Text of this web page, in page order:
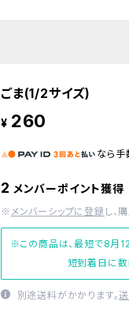
ごま(1/2サイズ)
¥ 260
なら 手
2 メンバーポイント獲得
※ メンバーシップに登録 し、
※この商品は、最短で8月
短到着日に数
別途送料がかかります。